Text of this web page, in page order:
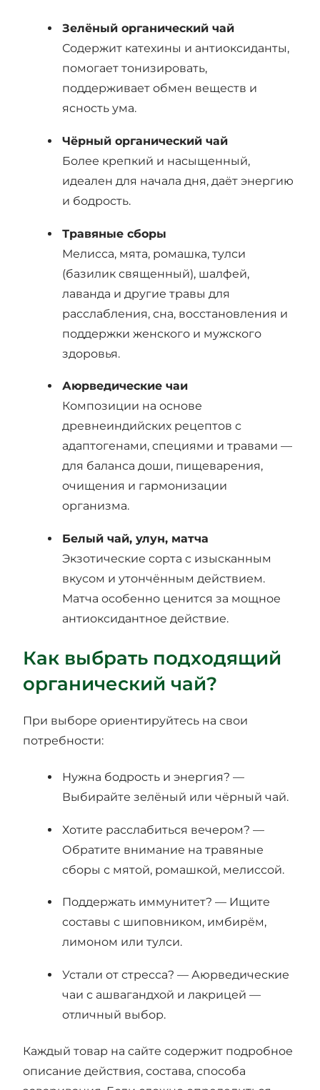
Зелёный органический чай
Содержит катехины и антиоксиданты,
помогает тонизировать,
поддерживает обмен веществ и
ясность ума.
Чёрный органический чай
Более крепкий и насыщенный,
идеален для начала дня, даёт энергию
и бодрость.
Травяные сборы
Мелисса, мята, ромашка, тулси
(базилик священный), шалфей,
лаванда и другие травы для
расслабления, сна, восстановления и
поддержки женского и мужского
здоровья.
Аюрведические чаи
Композиции на основе
древнеиндийских рецептов с
адаптогенами, специями и травами —
для баланса доши, пищеварения,
очищения и гармонизации
организма.
Белый чай, улун, матча
Экзотические сорта с изысканным
вкусом и утончённым действием.
Матча особенно ценится за мощное
антиоксидантное действие.
Как выбрать подходящий
органический чай?
При выборе ориентируйтесь на свои
потребности:
Нужна бодрость и энергия? —
Выбирайте зелёный или чёрный чай.
Хотите расслабиться вечером? —
Обратите внимание на травяные
сборы с мятой, ромашкой, мелиссой.
Поддержать иммунитет? — Ищите
составы с шиповником, имбирём,
лимоном или тулси.
Устали от стресса? — Аюрведические
чаи с ашвагандхой и лакрицей —
отличный выбор.
Каждый товар на сайте содержит подробное
описание действия, состава, способа